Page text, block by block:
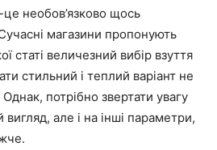
необов’язково щось
магазини пропонують
статі величезний вибір взуття
стильний і теплий варіант не
потрібно звертати увагу
вигляд, але і на інші параметри,